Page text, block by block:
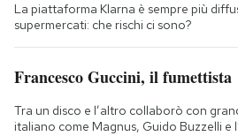
La piattaforma Klarna è sempre più
supermercati: che rischi ci sono?
Francesco Guccini, il fumettista
Tra un disco e l’altro collaborò con
italiano come Magnus, Guido Buzzelli e